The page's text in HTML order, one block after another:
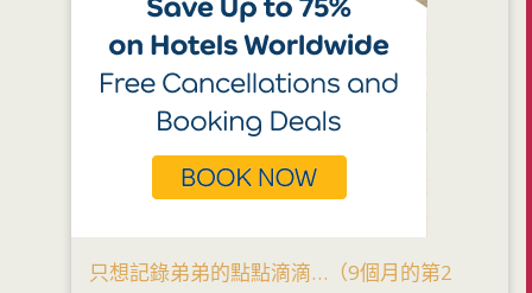
只想記錄弟弟的點點滴滴…（9個月的第2